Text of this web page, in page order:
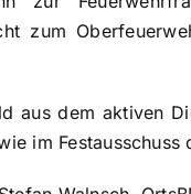
zum
aus dem aktiven
im Festausschuss